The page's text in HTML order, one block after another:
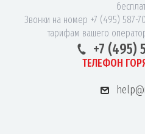
Звонки на номер +7 (495) 587-
тарифам вашего
+7 (495)
ТЕЛЕФОН